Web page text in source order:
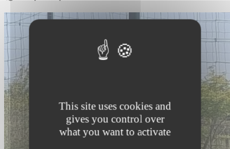
This site uses cookies and
gives you control over
what you want to activate